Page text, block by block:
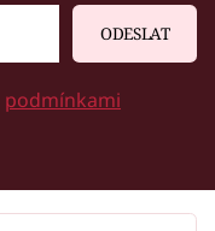
ODESLAT
podmínkami